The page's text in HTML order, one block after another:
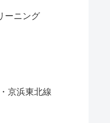
ーニング
京浜東北線